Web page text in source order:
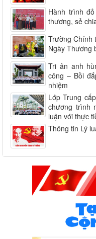
Hành trình
thương, sẻ
Trường Chính
Ngày Thương
Tri ân anh
công – Bồi
nhiệm
Lớp Trung
chương trình
luận với thực
Thông tin Lý